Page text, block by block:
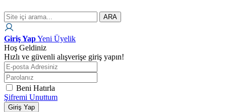
ARA
Giriş YapYeni Üyelik
Hoş Geldiniz
Hızlı ve güvenli alışverişe giriş yapın!
Beni Hatırla
Şifremi Unuttum
Giriş Yap